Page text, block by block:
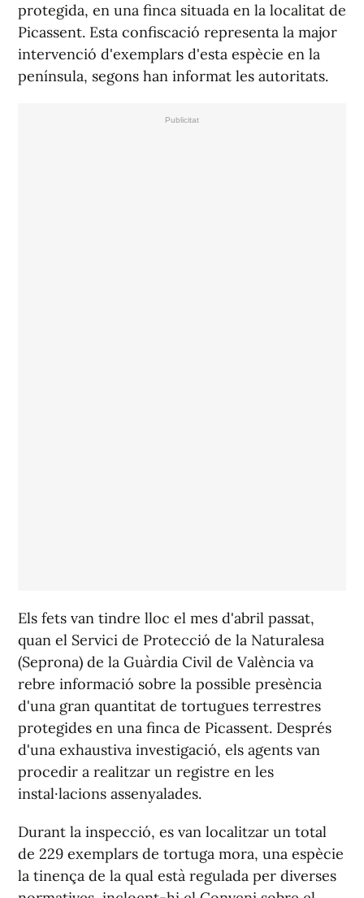
protegida, en una finca situada en la localitat de
Picassent. Esta confiscació representa la major
intervenció d'exemplars d'esta espècie en la
península, segons han informat les autoritats.
Els fets van tindre lloc el mes d'abril passat,
quan el Servici de Protecció de la Naturalesa
(Seprona) de la Guàrdia Civil de València va
rebre informació sobre la possible presència
d'una gran quantitat de tortugues terrestres
protegides en una finca de Picassent. Després
d'una exhaustiva investigació, els agents van
procedir a realitzar un registre en les
instal·lacions assenyalades.
Durant la inspecció, es van localitzar un total
de 229 exemplars de tortuga mora, una espècie
la tinença de la qual està regulada per diverses